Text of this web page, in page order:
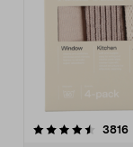
3816
4.5av 5